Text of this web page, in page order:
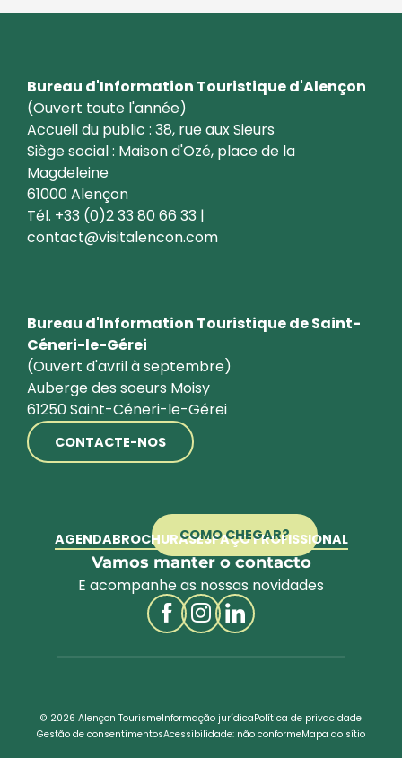
Bureau d'Information Touristique d'Alençon
(Ouvert toute l'année)
Accueil du public : 38, rue aux Sieurs
Siège social : Maison d'Ozé, place de la
Magdeleine
61000 Alençon
Tél. +33 (0)2 33 80 66 33 |
contact@visitalencon.com
Bureau d'Information Touristique de Saint-
Céneri-le-Gérei
(Ouvert d'avril à septembre)
Auberge des soeurs Moisy
61250 Saint-Céneri-le-Gérei
CONTACTE-NOS
COMO CHEGAR?
AGENDABROCHURASESPAÇO PROFISSIONAL
Vamos manter o contacto
E acompanhe as nossas novidades
© 2026 Alençon TourismeInformação jurídicaPolítica de privacidade
Gestão de consentimentosAcessibilidade: não conformeMapa do sítio